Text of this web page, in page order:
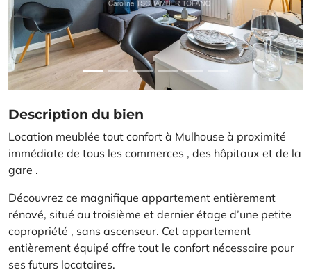
Description du bien
Location meublée tout confort à Mulhouse à proximité
immédiate de tous les commerces , des hôpitaux et de la
gare .
Découvrez ce magnifique appartement entièrement
rénové, situé au troisième et dernier étage d’une petite
copropriété , sans ascenseur. Cet appartement
entièrement équipé offre tout le confort nécessaire pour
ses futurs locataires.